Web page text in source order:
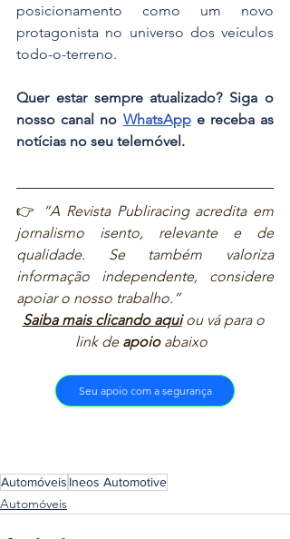
posicionamento como um novo
protagonista no universo dos veículos
todo-o-terreno.
Quer estar sempre atualizado? Siga o
nosso canal no WhatsApp e receba as
notícias no seu telemóvel.
👉
“A Revista Publiracing acredita em
jornalismo isento, relevante e de
qualidade. Se também valoriza
informação independente, considere
apoiar o nosso trabalho.”
Saiba mais clicando aqui ou vá para o
link de apoio abaixo
Seu apoio com a segurança
Automóveis Ineos Automotive
Automóveis